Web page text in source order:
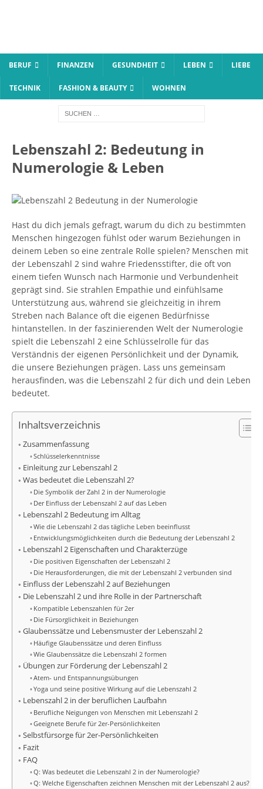
BERUF FINANZEN GESUNDHEIT LEBEN LIEBE
TECHNIK FASHION & BEAUTY WOHNEN
Lebenszahl 2: Bedeutung in
Numerologie & Leben
Hast du dich jemals gefragt, warum du dich zu bestimmten
Menschen hingezogen fühlst oder warum Beziehungen in
deinem Leben so eine zentrale Rolle spielen? Menschen mit
der Lebenszahl 2 sind wahre Friedensstifter, die oft von
einem tiefen Wunsch nach Harmonie und Verbundenheit
geprägt sind. Sie strahlen Empathie und einfühlsame
Unterstützung aus, während sie gleichzeitig in ihrem
Streben nach Balance oft die eigenen Bedürfnisse
hintanstellen. In der faszinierenden Welt der Numerologie
spielt die Lebenszahl 2 eine Schlüsselrolle für das
Verständnis der eigenen Persönlichkeit und der Dynamik,
die unsere Beziehungen prägen. Lass uns gemeinsam
herausfinden, was die Lebenszahl 2 für dich und dein Leben
bedeutet.
Inhaltsverzeichnis
Zusammenfassung
Schlüsselerkenntnisse
Einleitung zur Lebenszahl 2
Was bedeutet die Lebenszahl 2?
Die Symbolik der Zahl 2 in der Numerologie
Der Einfluss der Lebenszahl 2 auf das Leben
Lebenszahl 2 Bedeutung im Alltag
Wie die Lebenszahl 2 das tägliche Leben beeinflusst
Entwicklungsmöglichkeiten durch die Bedeutung der Lebenszahl 2
Lebenszahl 2 Eigenschaften und Charakterzüge
Die positiven Eigenschaften der Lebenszahl 2
Die Herausforderungen, die mit der Lebenszahl 2 verbunden sind
Einfluss der Lebenszahl 2 auf Beziehungen
Die Lebenszahl 2 und ihre Rolle in der Partnerschaft
Kompatible Lebenszahlen für 2er
Die Fürsorglichkeit in Beziehungen
Glaubenssätze und Lebensmuster der Lebenszahl 2
Häufige Glaubenssätze und deren Einfluss
Wie Glaubenssätze die Lebenszahl 2 formen
Übungen zur Förderung der Lebenszahl 2
Atem- und Entspannungsübungen
Yoga und seine positive Wirkung auf die Lebenszahl 2
Lebenszahl 2 in der beruflichen Laufbahn
Berufliche Neigungen von Menschen mit Lebenszahl 2
Geeignete Berufe für 2er-Persönlichkeiten
Selbstfürsorge für 2er-Persönlichkeiten
Fazit
FAQ
Q: Was bedeutet die Lebenszahl 2 in der Numerologie?
Q: Welche Eigenschaften zeichnen Menschen mit der Lebenszahl 2 aus?